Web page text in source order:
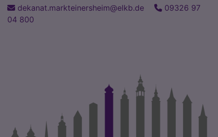
Direkt
zum
dekanat.markteinersheim@elkb.de
09326 97
04 800